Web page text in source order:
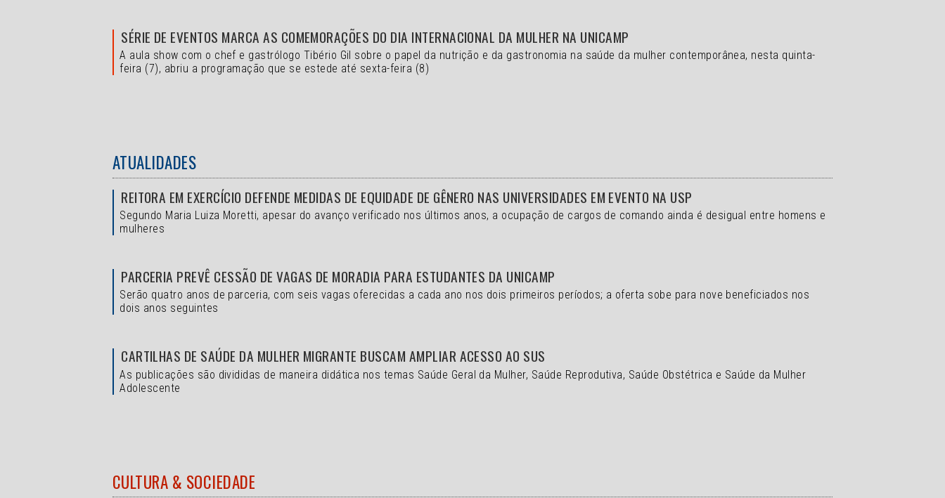
SÉRIE DE EVENTOS MARCA AS COMEMORAÇÕES DO DIA INTERNACIONAL DA MULHER NA UNICAMP
A aula show com o chef e gastrólogo Tibério Gil sobre o papel da nutrição e da gastronomia na saúde da mulher contemporânea, nesta quinta-
feira (7), abriu a programação que se estede até sexta-feira (8)
ATUALIDADES
REITORA EM EXERCÍCIO DEFENDE MEDIDAS DE EQUIDADE DE GÊNERO NAS UNIVERSIDADES EM EVENTO NA USP
Segundo Maria Luiza Moretti, apesar do avanço verificado nos últimos anos, a ocupação de cargos de comando ainda é desigual entre homens e
mulheres
PARCERIA PREVÊ CESSÃO DE VAGAS DE MORADIA PARA ESTUDANTES DA UNICAMP
Serão quatro anos de parceria, com seis vagas oferecidas a cada ano nos dois primeiros períodos; a oferta sobe para nove beneficiados nos
dois anos seguintes
CARTILHAS DE SAÚDE DA MULHER MIGRANTE BUSCAM AMPLIAR ACESSO AO SUS
As publicações são divididas de maneira didática nos temas Saúde Geral da Mulher, Saúde Reprodutiva, Saúde Obstétrica e Saúde da Mulher
Adolescente
CULTURA & SOCIEDADE